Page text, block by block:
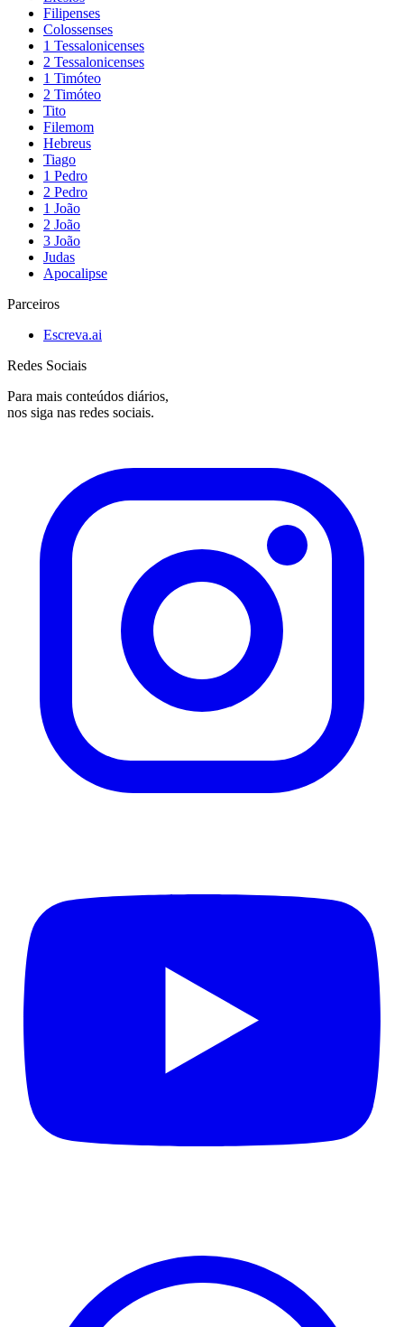
Filipenses
Colossenses
1 Tessalonicenses
2 Tessalonicenses
1 Timóteo
2 Timóteo
Tito
Filemom
Hebreus
Tiago
1 Pedro
2 Pedro
1 João
2 João
3 João
Judas
Apocalipse
Parceiros
Escreva.ai
Redes Sociais
Para mais conteúdos diários,
nos siga nas redes sociais.